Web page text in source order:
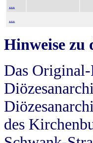
...
...
Hinweise zu
Das
des